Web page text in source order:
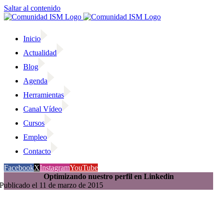
Saltar al contenido
Inicio
Actualidad
Blog
Agenda
Herramientas
Canal Vídeo
Cursos
Empleo
Contacto
FacebookXInstagramYouTube
Optimizando nuestro perfil en Linkedin
Publicado el 11 de marzo de 2015